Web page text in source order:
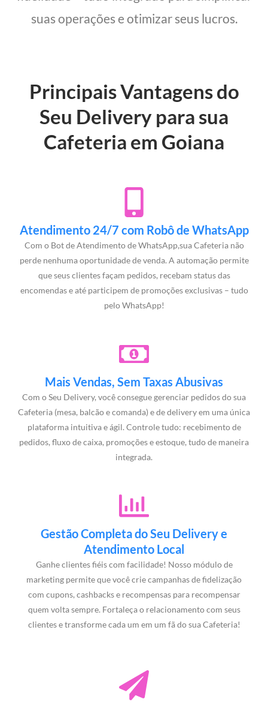
suas operações e otimizar seus lucros.
Principais Vantagens do
Seu Delivery para sua
Cafeteria em Goiana
Atendimento 24/7 com Robô de WhatsApp
Com o Bot de Atendimento de WhatsApp,sua Cafeteria não
perde nenhuma oportunidade de venda. A automação permite
que seus clientes façam pedidos, recebam status das
encomendas e até participem de promoções exclusivas – tudo
pelo WhatsApp!
Mais Vendas, Sem Taxas Abusivas
Com o Seu Delivery, você consegue gerenciar pedidos do sua
Cafeteria (mesa, balcão e comanda) e de delivery em uma única
plataforma intuitiva e ágil. Controle tudo: recebimento de
pedidos, fluxo de caixa, promoções e estoque, tudo de maneira
integrada.
Gestão Completa do Seu Delivery e
Atendimento Local
Ganhe clientes fiéis com facilidade! Nosso módulo de
marketing permite que você crie campanhas de fidelização
com cupons, cashbacks e recompensas para recompensar
quem volta sempre. Fortaleça o relacionamento com seus
clientes e transforme cada um em um fã do sua Cafeteria!